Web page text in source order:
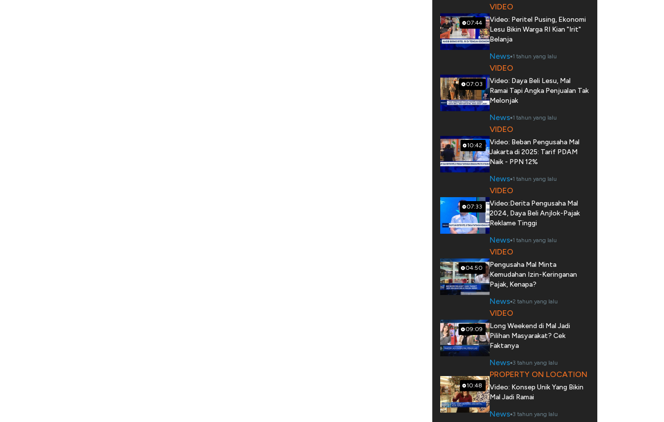
07:44
VIDEO
Video: Peritel Pusing, Ekonomi
Lesu Bikin Warga RI Kian "Irit"
Belanja
News 1 tahun yang lalu
07:03
VIDEO
Video: Daya Beli Lesu, Mal
Ramai Tapi Angka Penjualan Tak
Melonjak
News 1 tahun yang lalu
10:42
VIDEO
Video: Beban Pengusaha Mal
Jakarta di 2025: Tarif PDAM
Naik - PPN 12%
News 1 tahun yang lalu
07:33
VIDEO
Video:Derita Pengusaha Mal
2024, Daya Beli Anjlok-Pajak
Reklame Tinggi
News 1 tahun yang lalu
04:50
VIDEO
Pengusaha Mal Minta
Kemudahan Izin-Keringanan
Pajak, Kenapa?
News 2 tahun yang lalu
09:09
VIDEO
Long Weekend di Mal Jadi
Pilihan Masyarakat? Cek
Faktanya
News 3 tahun yang lalu
10:48
PROPERTY ON LOCATION
Video: Konsep Unik Yang Bikin
Mal Jadi Ramai
News 3 tahun yang lalu